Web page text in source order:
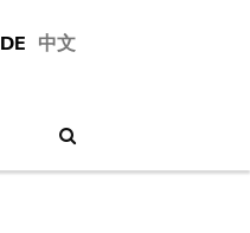
DE 中文